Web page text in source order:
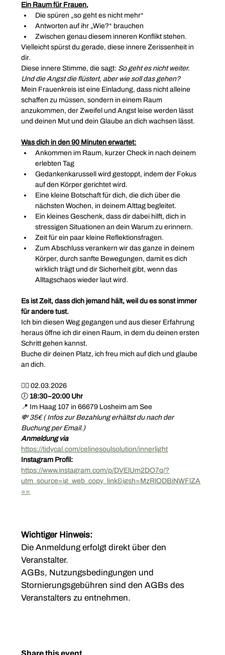
Ein Raum für Frauen,
Die spüren „so geht es nicht mehr“
Antworten auf ihr „Wie?“ brauchen
Zwischen genau diesem inneren Konflikt stehen.
Vielleicht spürst du gerade, diese innere Zerissenheit in
dir.
Diese innere Stimme, die sagt: So geht es nicht weiter.
Und die Angst die flüstert, aber wie soll das gehen?
Mein Frauenkreis ist eine Einladung, dass nicht alleine
schaffen zu müssen, sondern in einem Raum
anzukommen, der Zweifel und Angst leise werden lässt
und deinen Mut und dein Glaube an dich wachsen lässt.
Was dich in den 90 Minuten erwartet:
Ankommen im Raum, kurzer Check in nach deinem
erlebten Tag
Gedankenkarussell wird gestoppt, indem der Fokus
auf den Körper gerichtet wird.
Eine kleine Botschaft für dich, die dich über die
nächsten Wochen, in deinem Alttag begleitet.
Ein kleines Geschenk, dass dir dabei hilft, dich in
stressigen Situationen an dein Warum zu erinnern.
Zeit für ein paar kleine Reflektionsfragen.
Zum Abschluss verankern wir das ganze in deinem
Körper, durch sanfte Bewegungen, damit es dich
wirklich trägt und dir Sicherheit gibt, wenn das
Alltagschaos wieder laut wird.
Es ist Zeit, dass dich jemand hält, weil du es sonst immer
für andere tust.
Ich bin diesen Weg gegangen und aus dieser Erfahrung
heraus öffne ich dir einen Raum, in dem du deinen ersten
Schritt gehen kannst.
Buche dir deinen Platz, ich freu mich auf dich und glaube
an dich.
❤️‍🔥 02.03.2026
🕖 18:30–20:00 Uhr
📍 Im Haag 107 in 66679 Losheim am See
💸 35€ ( Infos zur Bezahlung erhältst du nach der
Buchung per Email.)
Anmeldung via
https://tidycal.com/celinesoulsolution/innerlight
Instagram Profil:
https://www.instagram.com/p/DVElUm2DO7q/?
utm_source=ig_web_copy_link&igsh=MzRlODBiNWFlZA
==
Wichtiger Hinweis:
Die Anmeldung erfolgt direkt über den
Veranstalter.
AGBs, Nutzungsbedingungen und
Stornierungsgebühren sind den AGBs des
Veranstalters zu entnehmen.
Share this event